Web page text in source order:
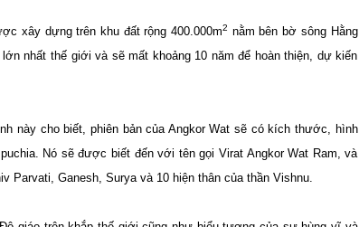
xây dựng trên khu đất rộng 400.000m2 nằm bên bờ sông Hằng
nhất thế giới và sẽ mất khoảng 10 năm để hoàn thiện, dự kiến
này cho biết, phiên bản của Angkor Wat sẽ có kích thước, hình
Nó sẽ được biết đến với tên gọi Virat Angkor Wat Ram, và
Parvati, Ganesh, Surya và 10 hiện thân của thần Vishnu.